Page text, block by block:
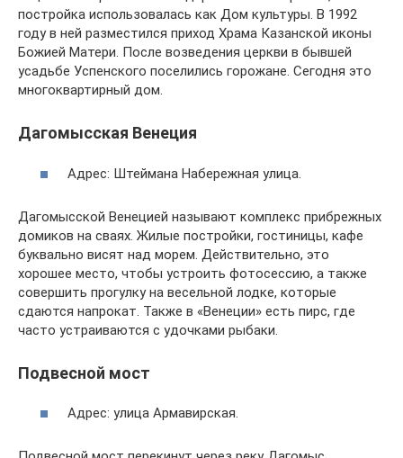
постройка использовалась как Дом культуры. В 1992
году в ней разместился приход Храма Казанской иконы
Божией Матери. После возведения церкви в бывшей
усадьбе Успенского поселились горожане. Сегодня это
многоквартирный дом.
Дагомысская Венеция
Адрес: Штеймана Набережная улица.
Дагомысской Венецией называют комплекс прибрежных
домиков на сваях. Жилые постройки, гостиницы, кафе
буквально висят над морем. Действительно, это
хорошее место, чтобы устроить фотосессию, а также
совершить прогулку на весельной лодке, которые
сдаются напрокат. Также в «Венеции» есть пирс, где
часто устраиваются с удочками рыбаки.
Подвесной мост
Адрес: улица Армавирская.